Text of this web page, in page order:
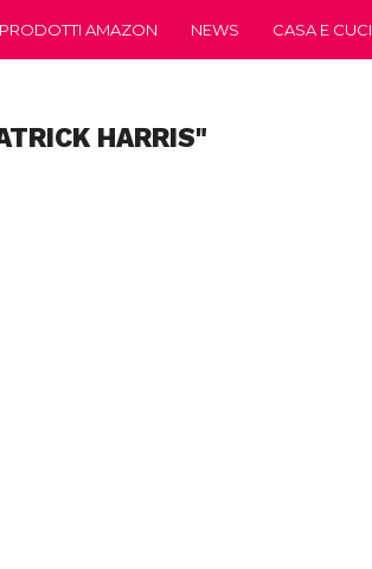
PRODOTTI AMAZON NEWS CASA E
HARRIS"